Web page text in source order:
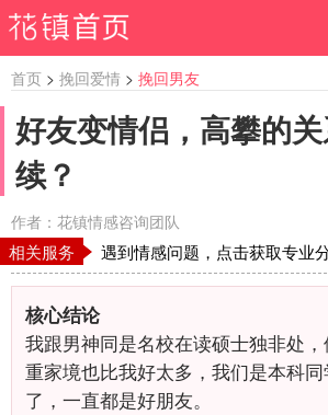
首页 > 挽回爱情 > 挽回男友
好友变情侣，高攀的
续？
作者：花镇情感咨询团队
相关服务 遇到情感问题，点击获取专业
核心结论
我跟男神同是名校在读硕士独非处
重家境也比我好太多，我们是本科
了，一直都是好朋友。